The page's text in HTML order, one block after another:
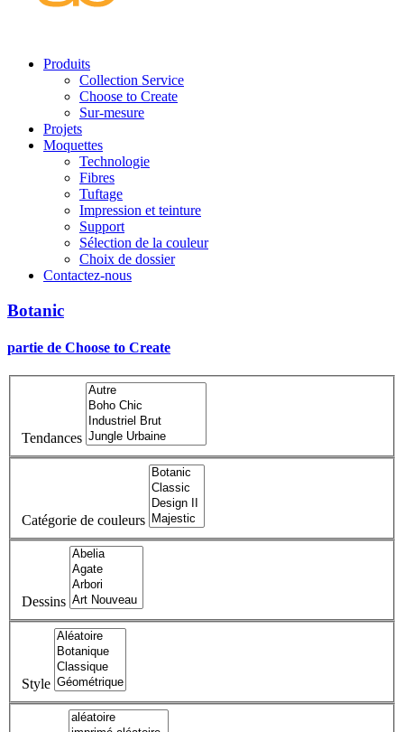
Main
navigation
Produits
Collection Service
Choose to Create
Sur-mesure
Projets
Moquettes
Technologie
Fibres
Tuftage
Impression et teinture
Support
Sélection de la couleur
Choix de dossier
Contactez-nous
Botanic
partie de Choose to Create
Tendances
Catégorie de couleurs
Dessins
Style